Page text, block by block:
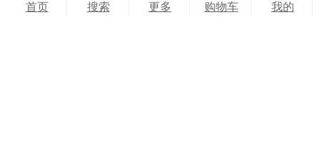
首页 搜索 更多 购物车 我的